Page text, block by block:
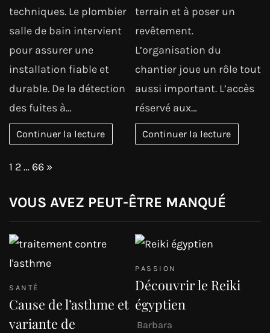
techniques. Le plombier
salle de bain intervient
pour assurer une
installation fiable et
durable. De la détection
des fuites à…
Continuer la lecture
terrain et à poser un
revêtement.
L’organisation du
chantier joue un rôle tout
aussi important. L’accès
réservé aux…
Continuer la lecture
Page:
1 2… 66 Next
»
VOUS AVEZ PEUT-ÊTRE MANQUÉ
SANTÉ
Cause de l’asthme et
variante de
PASSION
Découvrir le Reiki
égyptien
Barbara